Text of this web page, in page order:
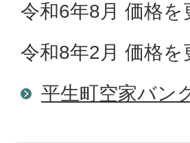
令和6年8月 価格を
令和8年2月 価格を
平生町空家バン